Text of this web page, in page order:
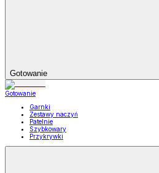
Gotowanie
Gotowanie
Garnki
Zestawy naczyń
Patelnie
Szybkowary
Przykrywki